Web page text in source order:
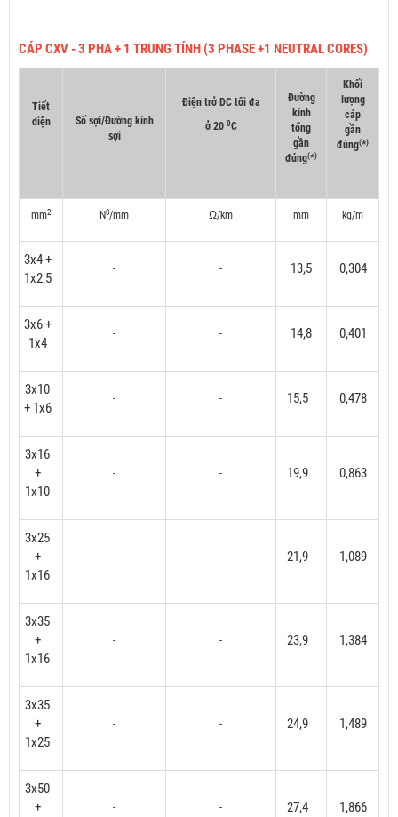
CÁP CXV - 3 PHA + 1 TRUNG TÍNH (3 PHASE +1 NEUTRAL CORES)
Tiết
diện
Số sợi/Đường kính
sợi
Điện trở DC tối đa
ở 20 0C
Đường
kính
tổng
gần
đúng(*)
Khối
lượng
cáp
gần
đúng(*)
mm2 N0/mm Ω/km mm kg/m
3x4 +
1x2,5
- - 13,5 0,304
3x6 +
1x4
- - 14,8 0,401
3x10
+ 1x6
- - 15,5 0,478
3x16
+
1x10
- - 19,9 0,863
3x25
+
1x16
- - 21,9 1,089
3x35
+
1x16
- - 23,9 1,384
3x35
+
1x25
- - 24,9 1,489
3x50
+
- - 27,4 1,866